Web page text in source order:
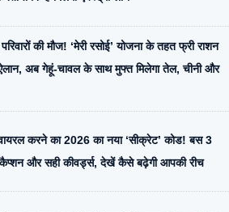
की मौज! ‘मेरी रसोई’ योजना के तहत फ्री राशन
अब गेहूं-चावल के साथ मुफ्त मिलेगा तेल, चीनी और
करने का 2026 का नया ‘सीक्रेट’ कोड! बस 3
कैप्शन और सही कीवर्ड्स, देखें कैसे बढ़ेगी आपकी रीच